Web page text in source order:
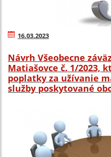
16.03.2023
Návrh Všeobecne
Matiašovce č. 1/2023,
poplatky za užívanie
služby poskytované